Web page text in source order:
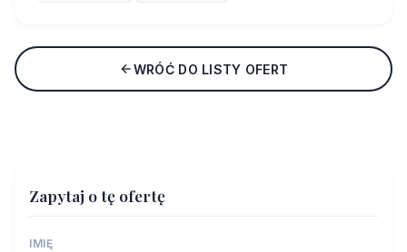
WRÓĆ DO LISTY OFERT
Zapytaj o tę ofertę
IMIĘ